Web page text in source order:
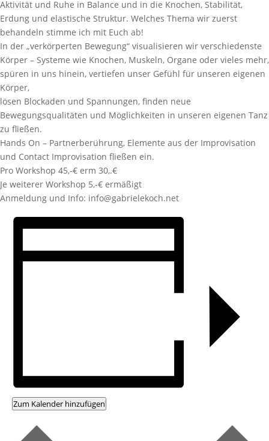
Aktivität und Ruhe in Balance und in die Knochen, Stabilität,
Erdung und elastische Struktur. Welches Thema wir zuerst
behandeln stimme ich mit Euch ab!
In der „verkörperten Bewegung“ visualisieren wir verschiedenste
Körper – Systeme wie Knochen, Muskeln, Organe oder vieles mehr,
spüren in uns hinein, vertiefen unser Gefühl für unseren eigenen
Körper,
lösen Blockaden und Spannungen, finden neue
Bewegungsqualitäten und Möglichkeiten in unseren eigenen Tanz
zu fließen.
Hands On – Partnerberührung, Elemente aus der Improvisation
und Contact Improvisation fließen ein.
Pro Workshop 45,-€ erm 30,.€
Je weiterer Workshop 5,-€ ermäßigt
Anmeldung und Info: info@gabrielekoch.net
Zum Kalender hinzufügen